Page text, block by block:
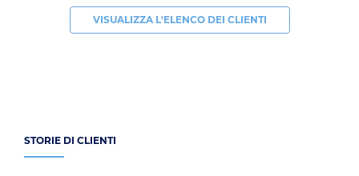
VISUALIZZA L'ELENCO DEI CLIENTI
STORIE DI CLIENTI